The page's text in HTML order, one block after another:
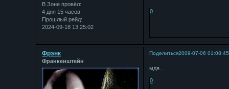
В Зоне провёл:
4 дня 15 часов
Прошлый рейд:
2024-09-18 13:25:02
0
Поделиться2009-07-06 01:08:45
Фрэнк
Франкенштейн
мдя....
0